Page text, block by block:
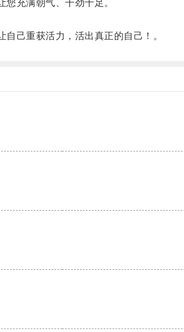
充满朝气、干劲十足。
己重获活力，活出真正的自己！。